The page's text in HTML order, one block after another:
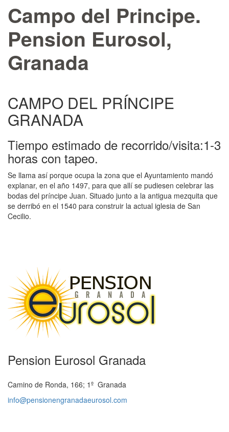
Campo del Principe.
Pension Eurosol,
Granada
CAMPO DEL PRÍNCIPE
GRANADA
Tiempo estimado de recorrido/visita:1-3
horas con tapeo.
Se llama así porque ocupa la zona que el Ayuntamiento mandó
explanar, en el año 1497, para que allí se pudiesen celebrar las
bodas del príncipe Juan. Situado junto a la antigua mezquita que
se derribó en el 1540 para construir la actual iglesia de San
Cecilio.
Pension Eurosol Granada
Camino de Ronda, 166; 1º Granada
info@pensionengranadaeurosol.com